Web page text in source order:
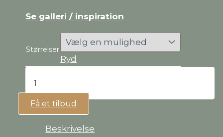
Se galleri / inspiration
Størrelser
Ryd
Skælskørlampe
antal
Få et tilbud
Beskrivelse